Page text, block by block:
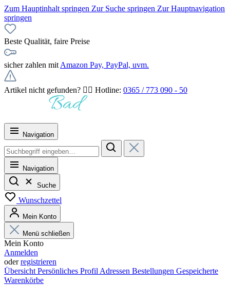
Zum Hauptinhalt springen Zur Suche springen Zur Hauptnavigation
springen
Beste Qualität, faire Preise
sicher zahlen mit Amazon Pay, PayPal, uvm.
Artikel nicht gefunden? 👉🏻 Hotline: 0365 / 773 090 - 50
Navigation
Navigation
Suche
Wunschzettel
Mein Konto
Menü schließen
Mein Konto
Anmelden
oderregistrieren
Übersicht Persönliches Profil Adressen Bestellungen Gespeicherte
Warenkörbe